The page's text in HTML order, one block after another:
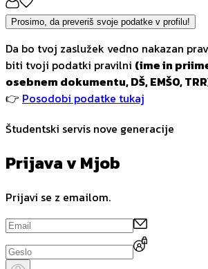
Prosimo, da preveriš svoje podatke v profilu!
Da bo tvoj zaslužek vedno nakazan
biti tvoji podatki pravilni (ime in
osebnem dokumentu, DŠ, EMŠO,
👉 Posodobi podatke tukaj
Študentski servis nove generacije
Prijava v Mjob
Prijavi se z emailom.